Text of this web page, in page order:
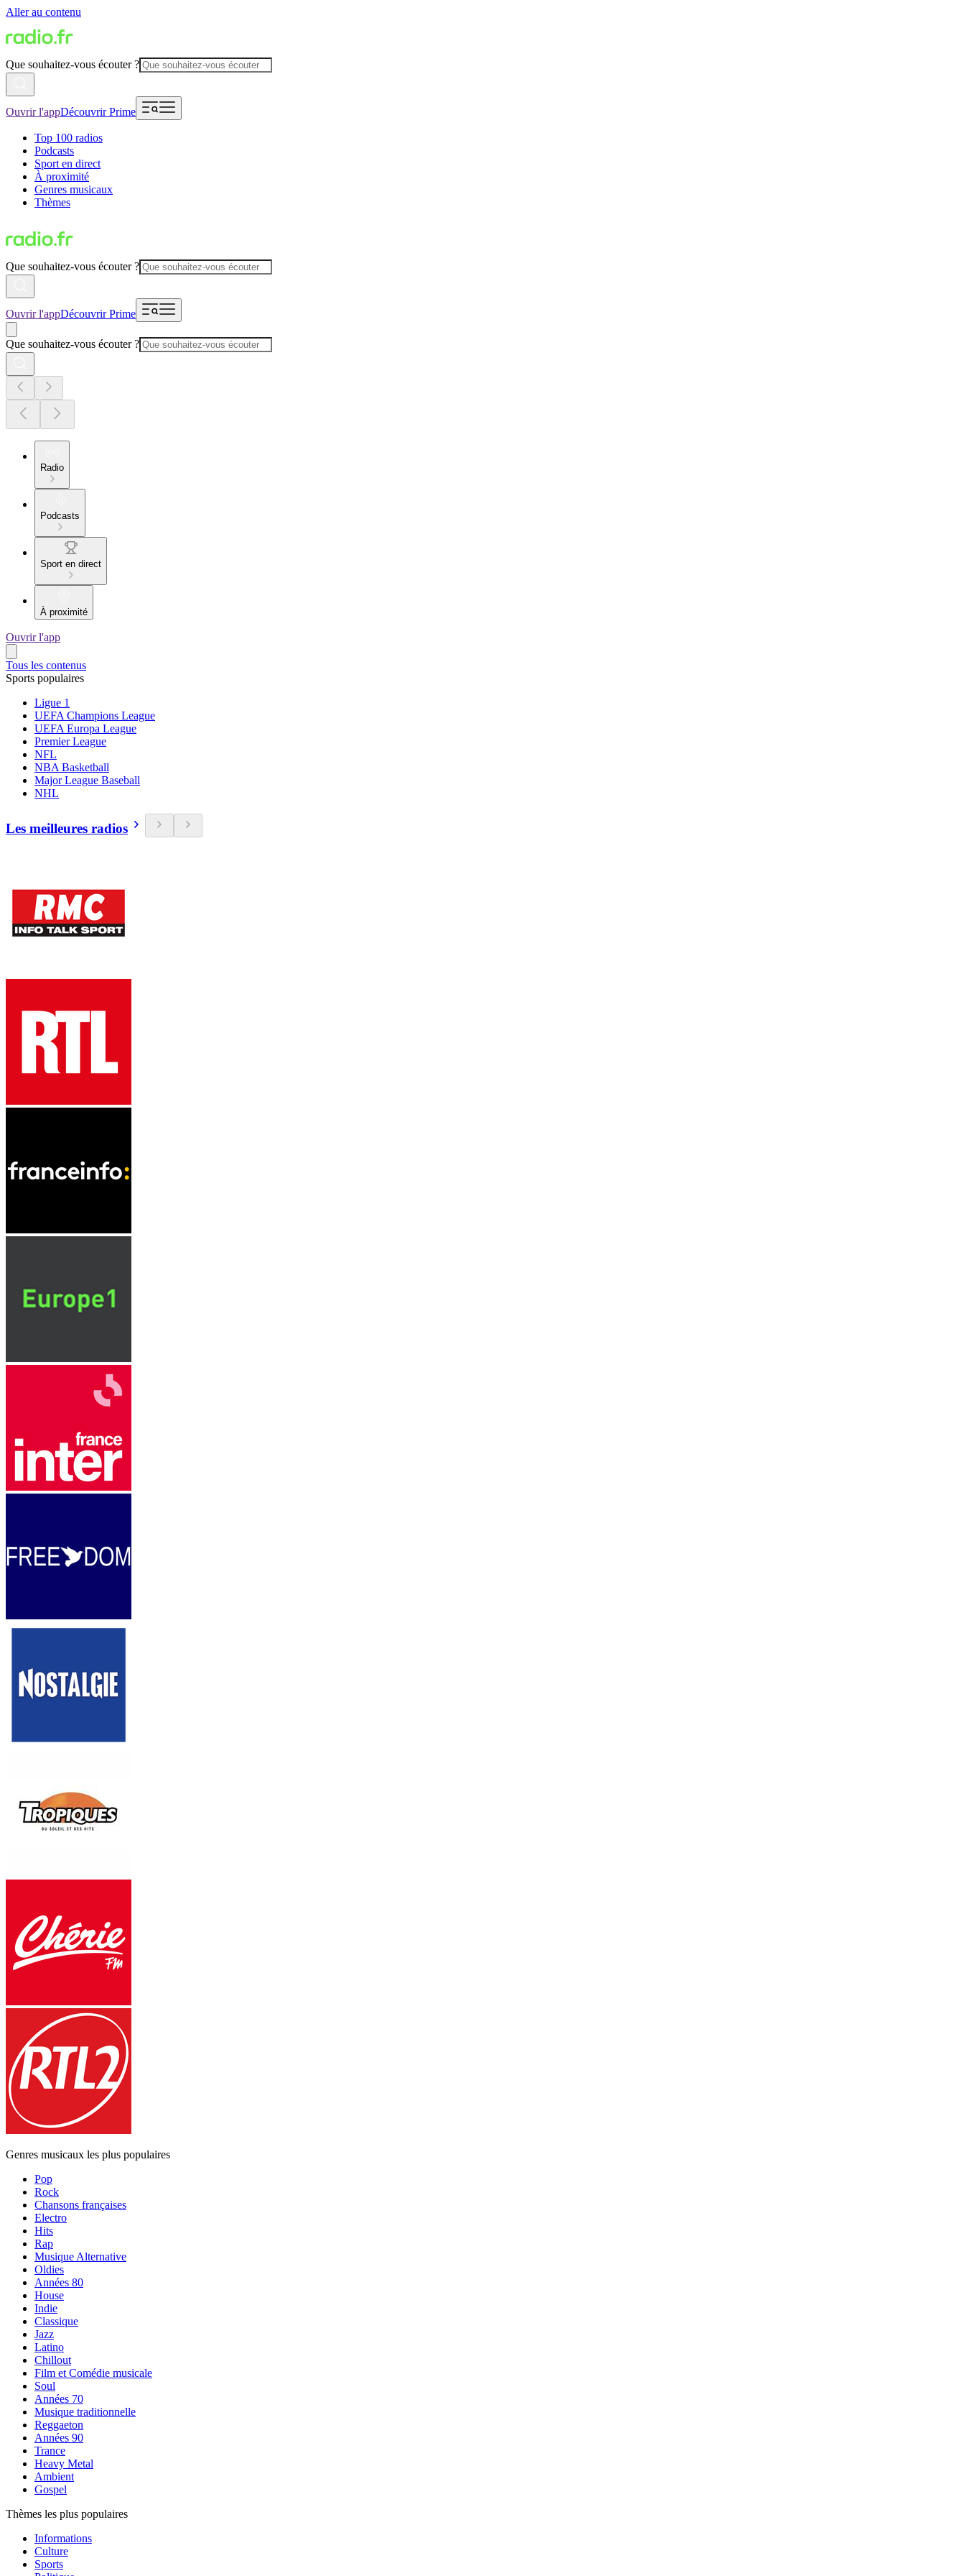
Aller au contenu
Que souhaitez-vous écouter ?
Ouvrir l'appDécouvrir Prime
Top 100 radios
Podcasts
Sport en direct
À proximité
Genres musicaux
Thèmes
Que souhaitez-vous écouter ?
Ouvrir l'appDécouvrir Prime
Que souhaitez-vous écouter ?
Radio
Podcasts
Sport en direct
À proximité
Ouvrir l'app
Tous les contenus
Sports populaires
Ligue 1
UEFA Champions League
UEFA Europa League
Premier League
NFL
NBA Basketball
Major League Baseball
NHL
Les meilleures radios
Genres musicaux les plus populaires
Pop
Rock
Chansons françaises
Electro
Hits
Rap
Musique Alternative
Oldies
Années 80
House
Indie
Classique
Jazz
Latino
Chillout
Film et Comédie musicale
Soul
Années 70
Musique traditionnelle
Reggaeton
Années 90
Trance
Heavy Metal
Ambient
Gospel
Thèmes les plus populaires
Informations
Culture
Sports